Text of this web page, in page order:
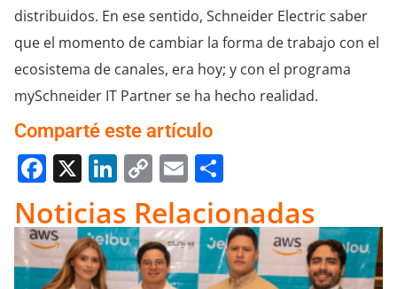
distribuidos. En ese sentido, Schneider Electric saber
que el momento de cambiar la forma de trabajo con el
ecosistema de canales, era hoy; y con el programa
mySchneider IT Partner se ha hecho realidad.
Comparté este artículo
Facebook
X LinkedIn
Copy
Link
Email
Noticias Relacionadas